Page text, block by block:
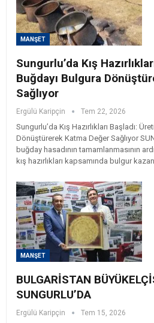
MANŞET
Sungurlu’da Kış
Buğdayı Bulgura
Sağlıyor
Ergülü Karipçin Tem 22, 2026
Sungurlu’da Kış Hazırlıkları Başladı:
Dönüştürerek Katma Değer Sağlıyor
buğday hasadının tamamlanmasının
kış hazırlıkları kapsamında bulgur
MANŞET
BULGARİSTAN
SUNGURLU’DA
Ergülü Karipçin Tem 15, 2026